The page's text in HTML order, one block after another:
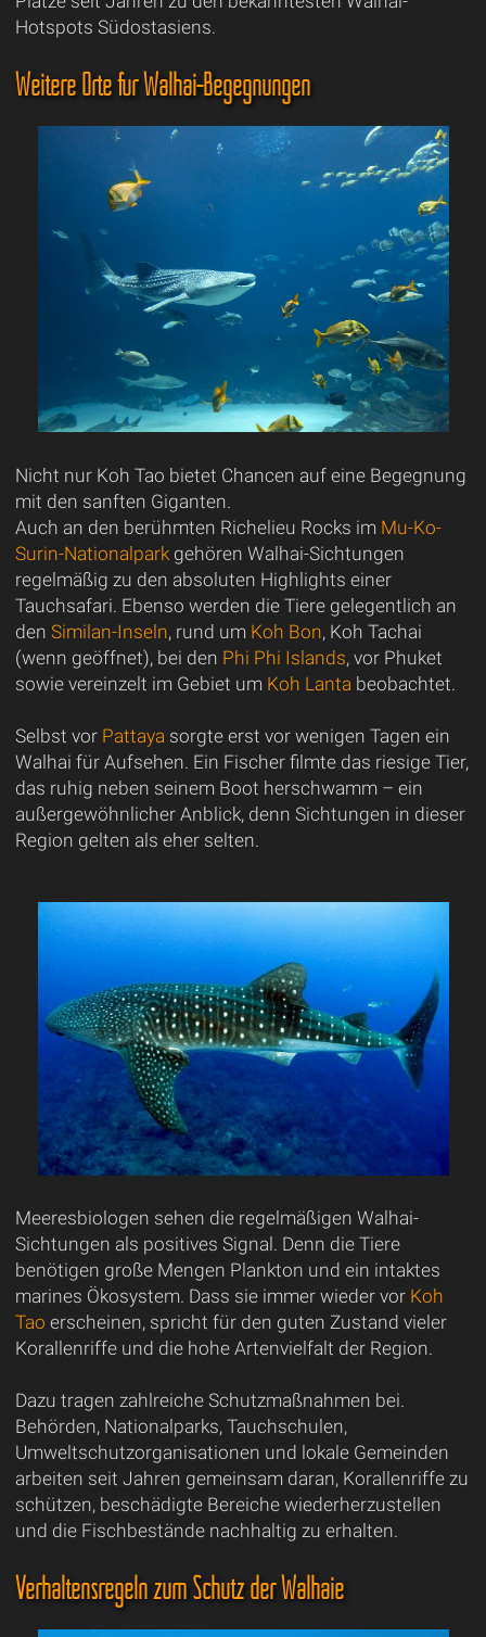
Hotspots Südostasiens.
Weitere Orte für Walhai-Begegnungen
Nicht nur Koh Tao bietet Chancen auf eine Begegnung
mit den sanften Giganten.
Auch an den berühmten Richelieu Rocks im Mu-Ko-
Surin-Nationalparkgehören Walhai-Sichtungen
regelmäßig zu den absoluten Highlights einer
Tauchsafari. Ebenso werden die Tiere gelegentlich an
den Similan-Inseln, rund um Koh Bon, Koh Tachai
(wenn geöffnet), bei den Phi Phi Islands, vor Phuket
sowie vereinzelt im Gebiet um Koh Lanta beobachtet.
Selbst vor Pattaya sorgte erst vor wenigen Tagen ein
Walhai für Aufsehen. Ein Fischer filmte das riesige Tier,
das ruhig neben seinem Boot herschwamm – ein
außergewöhnlicher Anblick, denn Sichtungen in dieser
Region gelten als eher selten.
Meeresbiologen sehen die regelmäßigen Walhai-
Sichtungen als positives Signal. Denn die Tiere
benötigen große Mengen Plankton und ein intaktes
marines Ökosystem. Dass sie immer wieder vor Koh
Tao erscheinen, spricht für den guten Zustand vieler
Korallenriffe und die hohe Artenvielfalt der Region.
Dazu tragen zahlreiche Schutzmaßnahmen bei.
Behörden, Nationalparks, Tauchschulen,
Umweltschutzorganisationen und lokale Gemeinden
arbeiten seit Jahren gemeinsam daran, Korallenriffe zu
schützen, beschädigte Bereiche wiederherzustellen
und die Fischbestände nachhaltig zu erhalten.
Verhaltensregeln zum Schutz der Walhaie